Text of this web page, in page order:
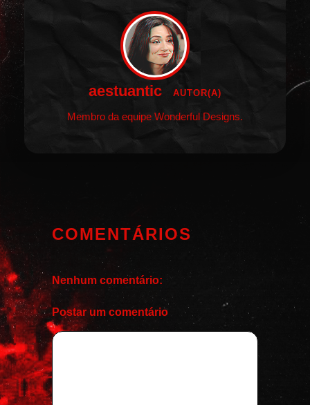
aestuantic AUTOR(A)
Membro da equipe Wonderful Designs.
COMENTÁRIOS
Nenhum comentário:
Postar um comentário